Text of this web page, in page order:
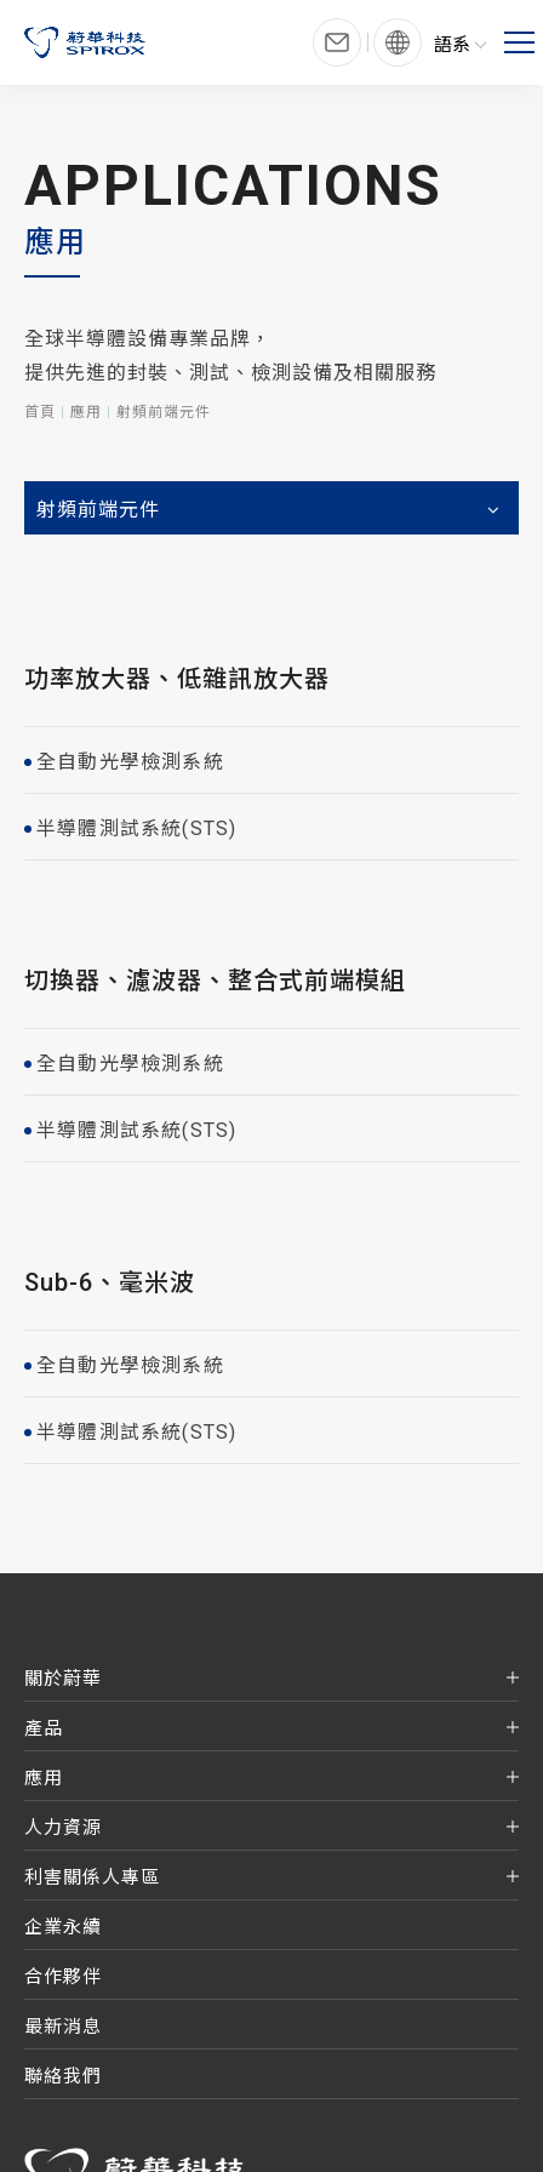
語系
APPLICATIONS
應用
全球半導體設備專業品牌，
提供先進的封裝、測試、檢測設備及相關服務
首頁 應用 射頻前端元件
射頻前端元件
功率放大器、低雜訊放大器
全自動光學檢測系統
半導體測試系統(STS)
切換器、濾波器、整合式前端模組
全自動光學檢測系統
半導體測試系統(STS)
Sub-6、毫米波
全自動光學檢測系統
半導體測試系統(STS)
關於蔚華
產品
應用
人力資源
利害關係人專區
企業永續
合作夥伴
最新消息
聯絡我們